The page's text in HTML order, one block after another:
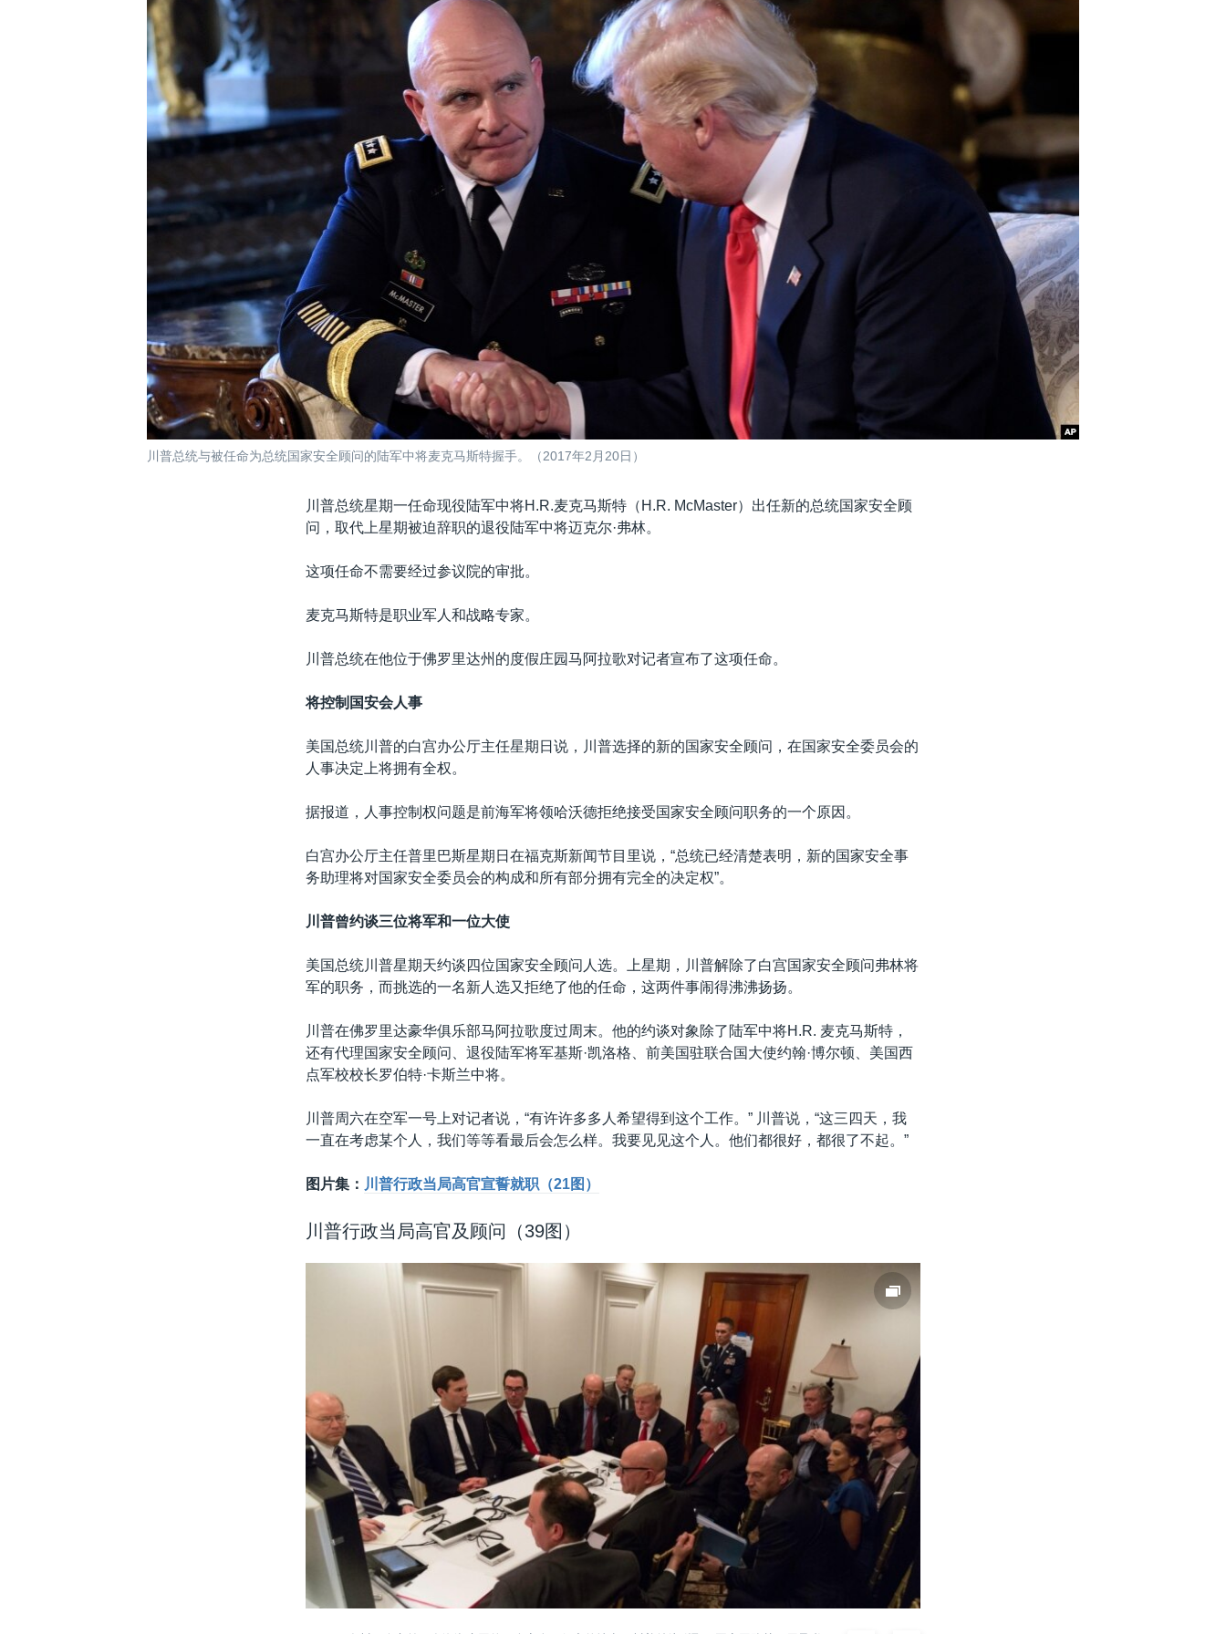
川普总统与被任命为总统国家安全顾问的陆军中将麦克马斯特握手。（2017年2月20日）
川普总统星期一任命现役陆军中将H.R.麦克马斯特（H.R. McMaster）出任新的总统国家安全顾
问，取代上星期被迫辞职的退役陆军中将迈克尔·弗林。
这项任命不需要经过参议院的审批。
麦克马斯特是职业军人和战略专家。
川普总统在他位于佛罗里达州的度假庄园马阿拉歌对记者宣布了这项任命。
将控制国安会人事
美国总统川普的白宫办公厅主任星期日说，川普选择的新的国家安全顾问，在国家安全委员会的
人事决定上将拥有全权。
据报道，人事控制权问题是前海军将领哈沃德拒绝接受国家安全顾问职务的一个原因。
白宫办公厅主任普里巴斯星期日在福克斯新闻节目里说，“总统已经清楚表明，新的国家安全事
务助理将对国家安全委员会的构成和所有部分拥有完全的决定权”。
川普曾约谈三位将军和一位大使
美国总统川普星期天约谈四位国家安全顾问人选。上星期，川普解除了白宫国家安全顾问弗林将
军的职务，而挑选的一名新人选又拒绝了他的任命，这两件事闹得沸沸扬扬。
川普在佛罗里达豪华俱乐部马阿拉歌度过周末。他的约谈对象除了陆军中将H.R. 麦克马斯特，
还有代理国家安全顾问、退役陆军将军基斯·凯洛格、前美国驻联合国大使约翰·博尔顿、美国西
点军校校长罗伯特·卡斯兰中将。
川普周六在空军一号上对记者说，“有许许多多人希望得到这个工作。” 川普说，“这三四天，我
一直在考虑某个人，我们等等看最后会怎么样。我要见见这个人。他们都很好，都很了不起。”
图片集： 川普行政当局高官宣誓就职（21图）
川普行政当局高官及顾问（39图）